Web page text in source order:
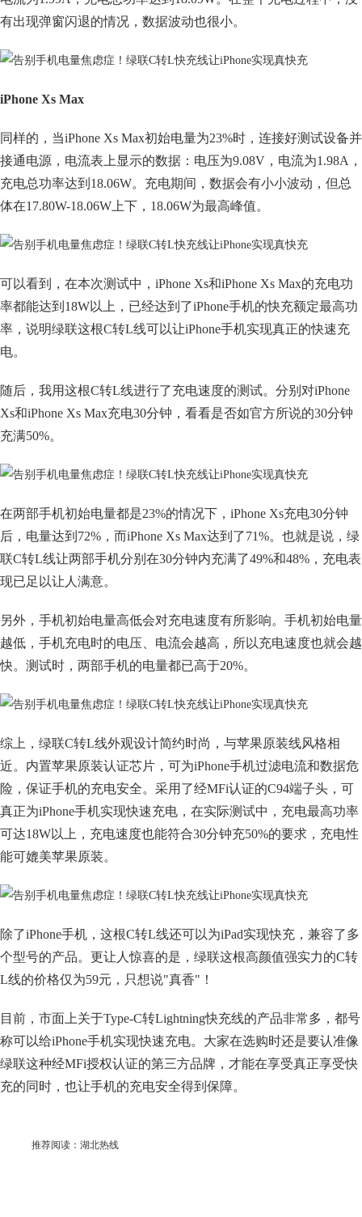
有出现弹窗闪退的情况，数据波动也很小。
iPhone Xs Max
同样的，当iPhone Xs Max初始电量为23%时，连接好测试设备并
接通电源，电流表上显示的数据：电压为9.08V，电流为1.98A，
充电总功率达到18.06W。充电期间，数据会有小小波动，但总
体在17.80W-18.06W上下，18.06W为最高峰值。
可以看到，在本次测试中，iPhone Xs和iPhone Xs Max的充电功
率都能达到18W以上，已经达到了iPhone手机的快充额定最高功
率，说明绿联这根C转L线可以让iPhone手机实现真正的快速充
电。
随后，我用这根C转L线进行了充电速度的测试。分别对iPhone
Xs和iPhone Xs Max充电30分钟，看看是否如官方所说的30分钟
充满50%。
在两部手机初始电量都是23%的情况下，iPhone Xs充电30分钟
后，电量达到72%，而iPhone Xs Max达到了71%。也就是说，绿
联C转L线让两部手机分别在30分钟内充满了49%和48%，充电表
现已足以让人满意。
另外，手机初始电量高低会对充电速度有所影响。手机初始电量
越低，手机充电时的电压、电流会越高，所以充电速度也就会越
快。测试时，两部手机的电量都已高于20%。
综上，绿联C转L线外观设计简约时尚，与苹果原装线风格相
近。内置苹果原装认证芯片，可为iPhone手机过滤电流和数据危
险，保证手机的充电安全。采用了经MFi认证的C94端子头，可
真正为iPhone手机实现快速充电，在实际测试中，充电最高功率
可达18W以上，充电速度也能符合30分钟充50%的要求，充电性
能可媲美苹果原装。
除了iPhone手机，这根C转L线还可以为iPad实现快充，兼容了多
个型号的产品。更让人惊喜的是，绿联这根高颜值强实力的C转
L线的价格仅为59元，只想说"真香"！
目前，市面上关于Type-C转Lightning快充线的产品非常多，都号
称可以给iPhone手机实现快速充电。大家在选购时还是要认准像
绿联这种经MFi授权认证的第三方品牌，才能在享受真正享受快
充的同时，也让手机的充电安全得到保障。
推荐阅读： 湖北热线